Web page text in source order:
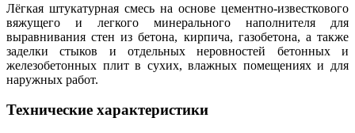
Лёгкая штукатурная смесь на основе цементно-известкового
вяжущего и легкого минерального наполнителя для
выравнивания стен из бетона, кирпича, газобетона, а также
заделки стыков и отдельных неровностей бетонных и
железобетонных плит в сухих, влажных помещениях и для
наружных работ.
Технические характеристики